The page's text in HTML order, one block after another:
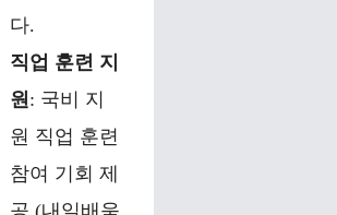
다.
직업 훈련 지
원 : 국비 지
원 직업 훈련
참여 기회 제
공 (내일배움